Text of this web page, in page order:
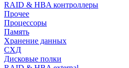
RAID & HBA контроллеры
Прочее
Процессоры
Память
Хранение данных
СХД
Дисковые полки